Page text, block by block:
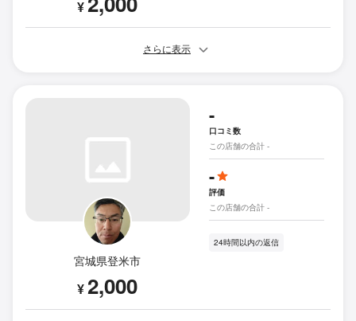
¥
さらに表示
宮城県登米市
¥2,000
-
口コミ数
この店舗の合計 -
-
評価
この店舗の合計 -
24時間以内の返信